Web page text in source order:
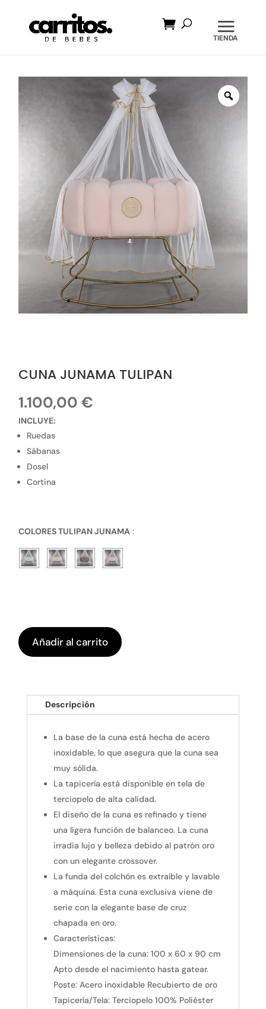
productos
CUNA JUNAMA TULIPAN
1.100,00€
INCLUYE:
Ruedas
Sábanas
Dosel
Cortina
COLORES TULIPAN JUNAMA :
Añadir al carrito
Descripción
La base de la cuna está hecha de acero
inoxidable, lo que asegura que la cuna sea
muy sólida.
La tapicería está disponible en tela de
terciopelo de alta calidad.
El diseño de la cuna es refinado y tiene
una ligera función de balanceo. La cuna
irradia lujo y belleza debido al patrón oro
con un elegante crossover.
La funda del colchón es extraíble y lavable
a máquina. Esta cuna exclusiva viene de
serie con la elegante base de cruz
chapada en oro.
Características:
Dimensiones de la cuna: 100 x 60 x 90 cm
Apto desde el nacimiento hasta gatear.
Poste: Acero inoxidable Recubierto de oro
Tapicería/Tela: Terciopelo 100% Poliéster